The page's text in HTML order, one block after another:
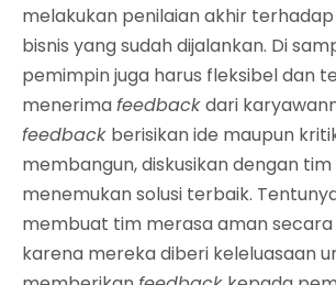
melakukan penilaian akhir
bisnis yang sudah dijalankan. Di
pemimpin juga harus fleksibel dan
menerimafeedbackdari
feedback berisikan ide maupun
membangun, diskusikan dengan
menemukan solusi terbaik.
membuat tim merasa aman secara
karena mereka diberi keleluasaan